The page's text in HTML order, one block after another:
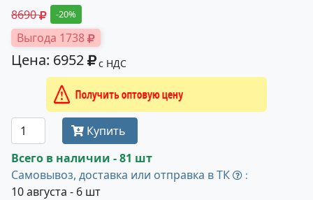
8690 -20%
Выгода 1738
Цена: 6952 с НДС
Получить оптовую цену
Купить
Всего в наличии - 81 шт
Самовывоз, доставка или отправка в ТК
:
10 августа - 6 шт